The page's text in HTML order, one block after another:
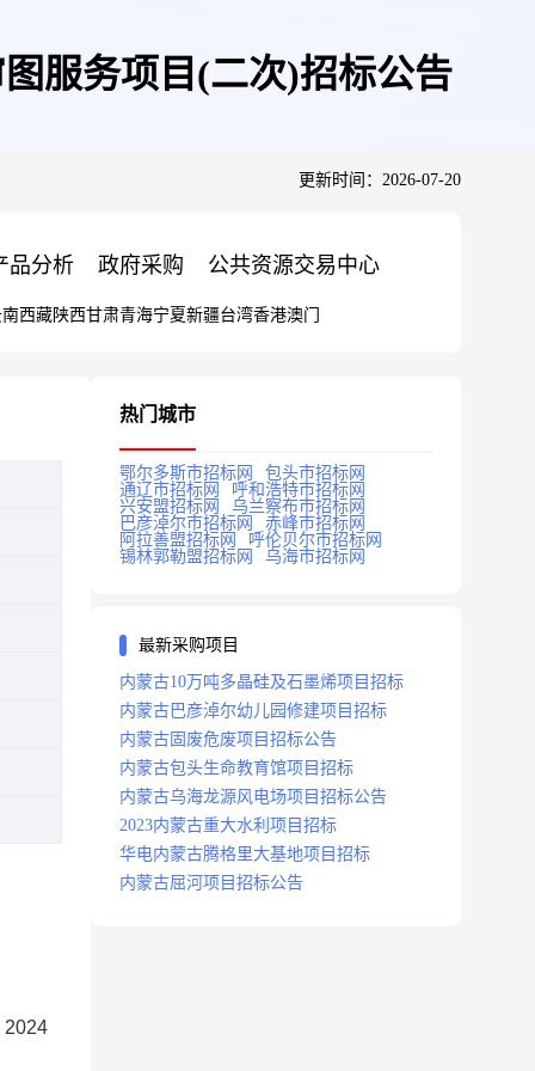
服务项目(二次)招标公告
更新时间：2026-07-20
品分析 政府采购 公共资源交易中心
西藏陕西甘肃青海宁夏新疆台湾香港澳门
2024
热门城市
鄂尔多斯市招标网
包头市招标网
通辽市招标网
呼和浩特市招标网
兴安盟招标网
乌兰察布市招标网
巴彦淖尔市招标网
赤峰市招标网
阿拉善盟招标网
呼伦贝尔市招标网
锡林郭勒盟招标网
乌海市招标网
最新采购项目
内蒙古10万吨多晶硅及石墨烯项目招标
内蒙古巴彦淖尔幼儿园修建项目招标
内蒙古固废危废项目招标公告
内蒙古包头生命教育馆项目招标
内蒙古乌海龙源风电场项目招标公告
2023内蒙古重大水利项目招标
华电内蒙古腾格里大基地项目招标
内蒙古屈河项目招标公告